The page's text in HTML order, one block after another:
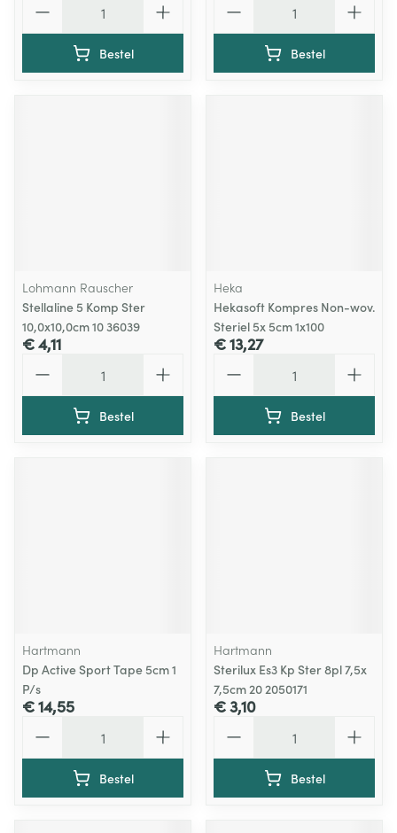
Bestel Bestel
Lohmann Rauscher
Stellaline 5 Komp Ster
10,0x10,0cm 10 36039
€ 4,11
Bestel
Heka
Hekasoft Kompres Non-wov.
Steriel 5x 5cm 1x100
€ 13,27
Bestel
Hartmann
Dp Active Sport Tape 5cm 1
P/s
€ 14,55
Bestel
Hartmann
Sterilux Es3 Kp Ster 8pl 7,5x
7,5cm 20 2050171
€ 3,10
Bestel